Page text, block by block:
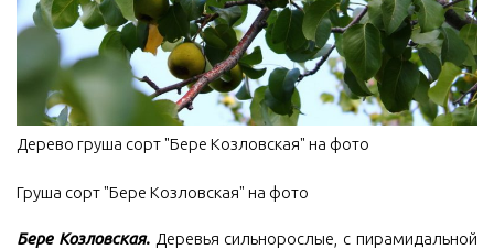
Дерево груша сорт "Бере Козловская" на фото
Груша сорт "Бере Козловская" на фото
Бере Козловская. Деревья сильнорослые, с пирамидальной